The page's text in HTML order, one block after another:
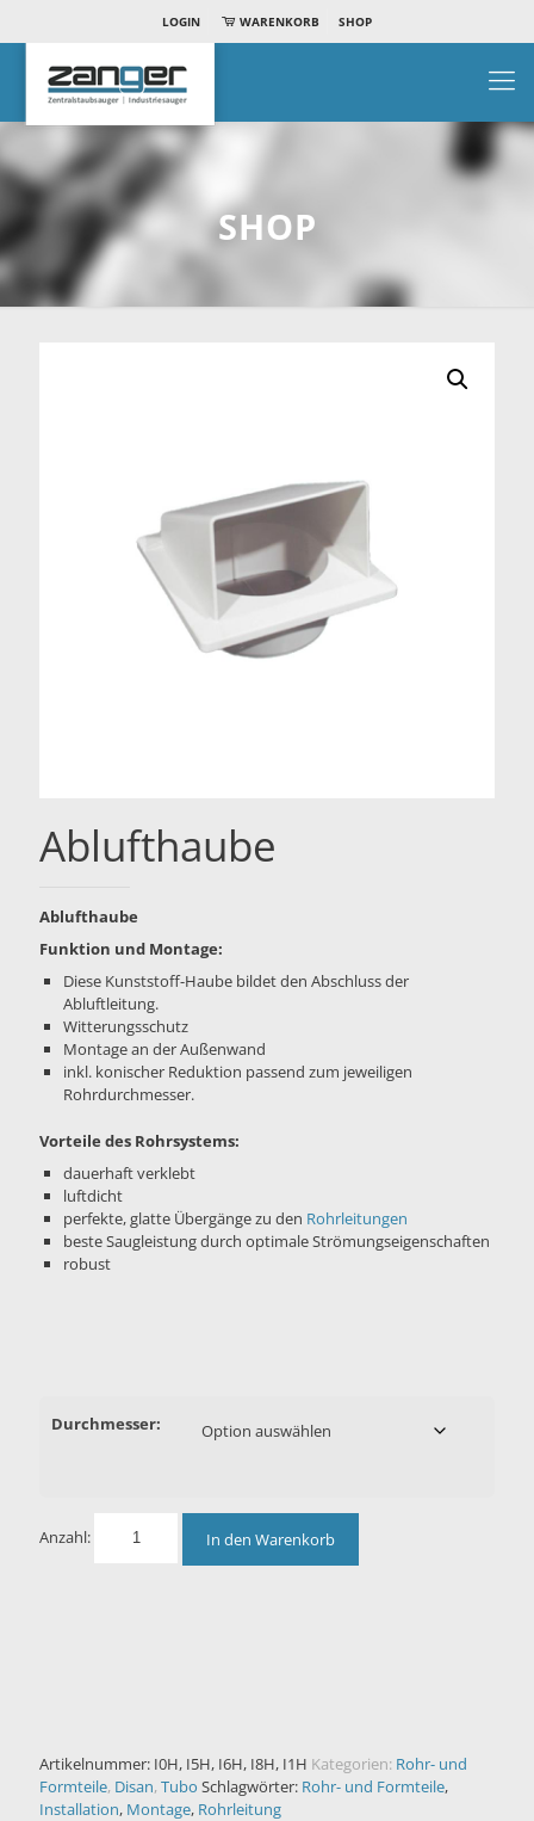
LOGIN WARENKORB SHOP
SHOP
Ablufthaube
Ablufthaube
Funktion und Montage:
Diese Kunststoff-Haube bildet den Abschluss der
Abluftleitung.
Witterungsschutz
Montage an der Außenwand
inkl. konischer Reduktion passend zum jeweiligen
Rohrdurchmesser.
Vorteile des Rohrsystems:
dauerhaft verklebt
luftdicht
perfekte, glatte Übergänge zu den Rohrleitungen
beste Saugleistung durch optimale Strömungseigenschaften
robust
Durchmesser:
Anzahl: In den Warenkorb
Artikelnummer: I0H, I5H, I6H, I8H, I1H Kategorien: Rohr- und
Formteile, Disan, Tubo Schlagwörter: Rohr- und Formteile,
Installation, Montage, Rohrleitung